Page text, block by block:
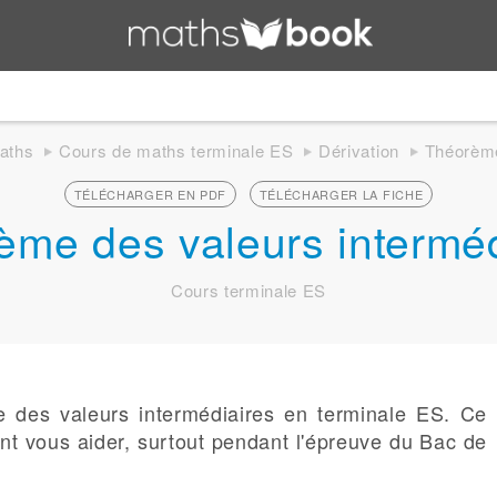
Cours de maths terminale ES Dérivation
TÉLÉCHARGER EN PDF TÉLÉCHARGER LA FICHE
des valeurs
Cours terminale ES
valeurs intermédiaires en terminale ES. Ce
vous aider, surtout pendant l'épreuve du Bac de